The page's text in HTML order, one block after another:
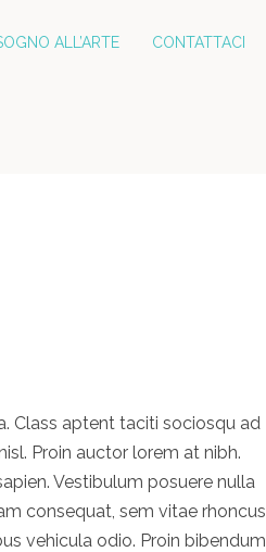
ALL’ARTE CONTATTACI
Class aptent taciti sociosqu ad
Proin auctor lorem at nibh.
Vestibulum posuere nulla
consequat, sem vitae rhoncus
vehicula odio. Proin bibendum